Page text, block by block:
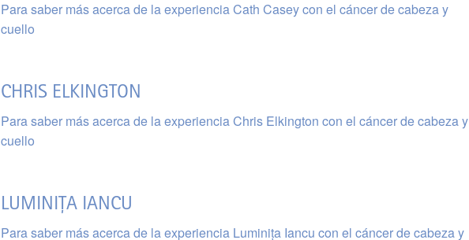
Para saber más acerca de la experiencia Cath Casey con el cáncer de cabeza y
cuello
CHRIS ELKINGTON
Para saber más acerca de la experiencia Chris Elkington con el cáncer de cabeza y
cuello
LUMINIȚA IANCU
Para saber más acerca de la experiencia Luminița Iancu con el cáncer de cabeza y